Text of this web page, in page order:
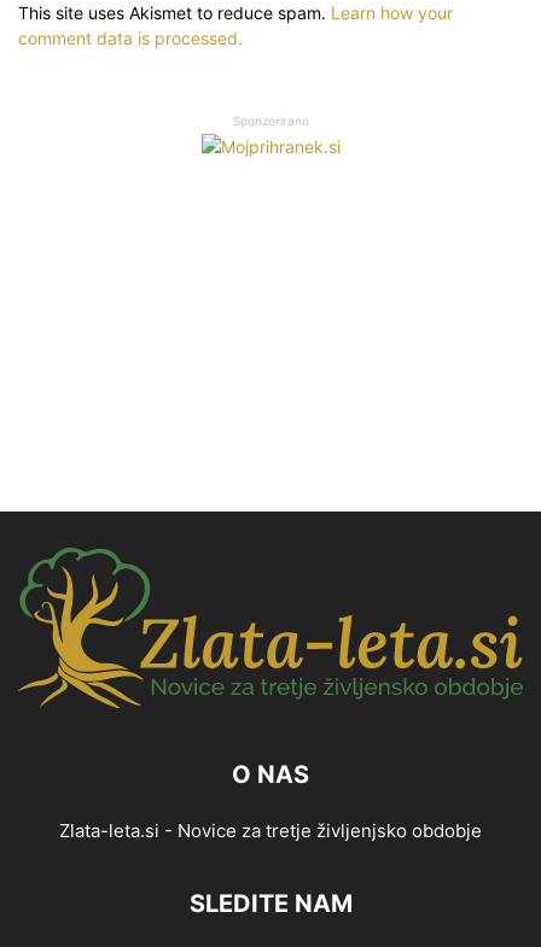
This site uses Akismet to reduce spam. Learn how your
comment data is processed.
Sponzorirano
O NAS
Zlata-leta.si - Novice za tretje življenjsko obdobje
SLEDITE NAM